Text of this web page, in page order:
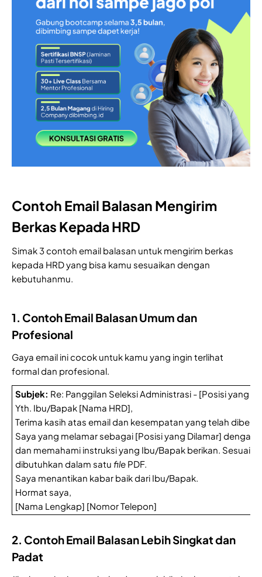
Contoh Email Balasan Mengirim
Berkas Kepada HRD
Simak 3 contoh email balasan untuk mengirim berkas
kepada HRD yang bisa kamu sesuaikan dengan
kebutuhanmu.
1. Contoh Email Balasan Umum dan
Profesional
Gaya email ini cocok untuk kamu yang ingin terlihat
formal dan profesional.
Subjek: Re: Panggilan Seleksi Administrasi - [Posisi yang
Yth. Ibu/Bapak [Nama HRD],
Terima kasih atas email dan kesempatan yang telah
Saya yang melamar sebagai [Posisi yang Dilamar]
dan memahami instruksi yang Ibu/Bapak berikan. Sesuai
dibutuhkan dalam satu file PDF.
Saya menantikan kabar baik dari Ibu/Bapak.
Hormat saya,
[Nama Lengkap] [Nomor Telepon]
2. Contoh Email Balasan Lebih Singkat dan
Padat